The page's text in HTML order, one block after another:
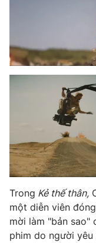
Video
VTV Money
VTV Sức khoẻ
Thị trường 24h
VTV9
Trong Kẻ thế thân,
một diễn viên
mời làm "bản sao"
phim do người